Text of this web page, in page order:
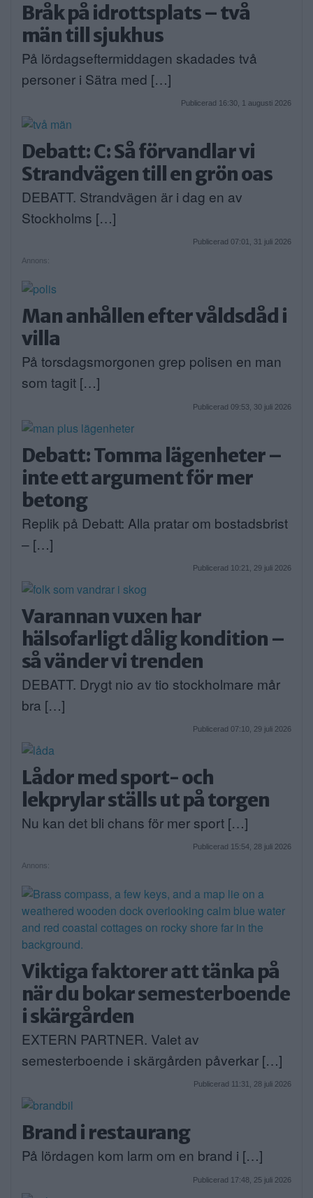
Bråk på idrottsplats – två
män till sjukhus
På lördagseftermiddagen skadades två
personer i Sätra med […]
Publicerad 16:30, 1 augusti 2026
Debatt: C: Så förvandlar vi
Strandvägen till en grön oas
DEBATT. Strandvägen är i dag en av
Stockholms […]
Publicerad 07:01, 31 juli 2026
Annons:
Man anhållen efter våldsdåd i
villa
På torsdagsmorgonen grep polisen en man
som tagit […]
Publicerad 09:53, 30 juli 2026
Debatt: Tomma lägenheter –
inte ett argument för mer
betong
Replik på Debatt: Alla pratar om bostadsbrist
– […]
Publicerad 10:21, 29 juli 2026
Varannan vuxen har
hälsofarligt dålig kondition –
så vänder vi trenden
DEBATT. Drygt nio av tio stockholmare mår
bra […]
Publicerad 07:10, 29 juli 2026
Lådor med sport- och
lekprylar ställs ut på torgen
Nu kan det bli chans för mer sport […]
Publicerad 15:54, 28 juli 2026
Annons:
Viktiga faktorer att tänka på
när du bokar semesterboende
i skärgården
EXTERN PARTNER. Valet av
semesterboende i skärgården påverkar […]
Publicerad 11:31, 28 juli 2026
Brand i restaurang
På lördagen kom larm om en brand i […]
Publicerad 17:48, 25 juli 2026